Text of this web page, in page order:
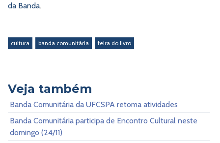
da Banda.
cultura banda comunitária feira do livro
Veja também
Banda Comunitária da UFCSPA retoma atividades
Banda Comunitária participa de Encontro Cultural neste
domingo (24/11)